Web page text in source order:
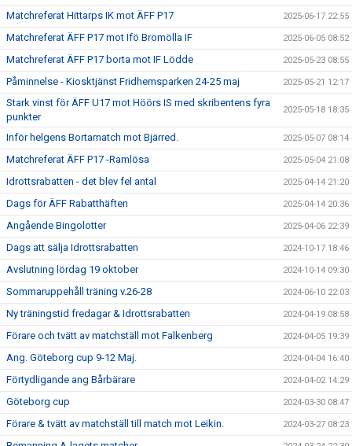
Matchreferat Hittarps IK mot ÄFF P17 2025-06-17 22:55
Matchreferat ÄFF P17 mot Ifö Bromölla IF 2025-06-05 08:52
Matchreferat ÄFF P17 borta mot IF Lödde 2025-05-23 08:55
Påminnelse - Kiosktjänst Fridhemsparken 24-25 maj 2025-05-21 12:17
Stark vinst för ÄFF U17 mot Höörs IS med skribentens fyra
punkter
2025-05-18 18:35
Inför helgens Bortamatch mot Bjärred. 2025-05-07 08:14
Matchreferat ÄFF P17 -Ramlösa 2025-05-04 21:08
Idrottsrabatten - det blev fel antal 2025-04-14 21:20
Dags för ÄFF Rabatthäften 2025-04-14 20:36
Angående Bingolotter 2025-04-06 22:39
Dags att sälja Idrottsrabatten 2024-10-17 18:46
Avslutning lördag 19 oktober 2024-10-14 09:30
Sommaruppehåll träning v.26-28 2024-06-10 22:03
Ny träningstid fredagar & Idrottsrabatten 2024-04-19 08:58
Förare och tvätt av matchställ mot Falkenberg 2024-04-05 19:39
Ang. Göteborg cup 9-12 Maj. 2024-04-04 16:40
Förtydligande ang Bårbärare 2024-04-02 14:29
Göteborg cup 2024-03-30 08:47
Förare & tvätt av matchställ till match mot Leikin. 2024-03-27 08:23